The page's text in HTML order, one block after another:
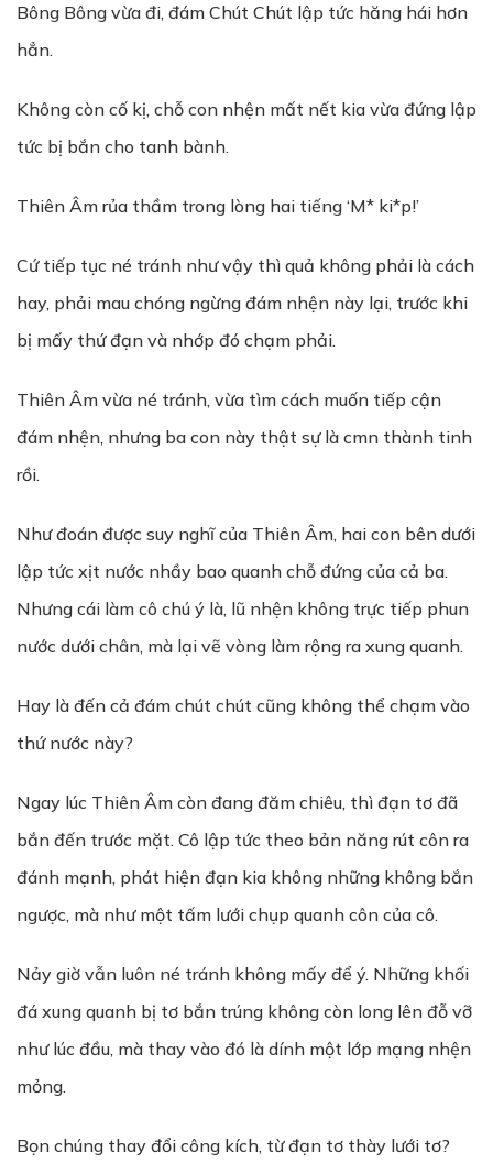
Bông Bông vừa đi, đám Chút Chút lập tức hăng hái hơn
hẳn.
Không còn cố kị, chỗ con nhện mất nết kia vừa đứng lập
tức bị bắn cho tanh bành.
Thiên Âm rủa thầm trong lòng hai tiếng ‘M* ki*p!’
Cứ tiếp tục né tránh như vậy thì quả không phải là cách
hay, phải mau chóng ngừng đám nhện này lại, trước khi
bị mấy thứ đạn và nhớp đó chạm phải.
Thiên Âm vừa né tránh, vừa tìm cách muốn tiếp cận
đám nhện, nhưng ba con này thật sự là cmn thành tinh
rồi.
Như đoán được suy nghĩ của Thiên Âm, hai con bên dưới
lập tức xịt nước nhầy bao quanh chỗ đứng của cả ba.
Nhưng cái làm cô chú ý là, lũ nhện không trực tiếp phun
nước dưới chân, mà lại vẽ vòng làm rộng ra xung quanh.
Hay là đến cả đám chút chút cũng không thể chạm vào
thứ nước này?
Ngay lúc Thiên Âm còn đang đăm chiêu, thì đạn tơ đã
bắn đến trước mặt. Cô lập tức theo bản năng rút côn ra
đánh mạnh, phát hiện đạn kia không những không bắn
ngược, mà như một tấm lưới chụp quanh côn của cô.
Nảy giờ vẫn luôn né tránh không mấy để ý. Những khối
đá xung quanh bị tơ bắn trúng không còn long lên đỗ vỡ
như lúc đầu, mà thay vào đó là dính một lớp mạng nhện
mỏng.
Bọn chúng thay đổi công kích, từ đạn tơ thày lưới tơ?